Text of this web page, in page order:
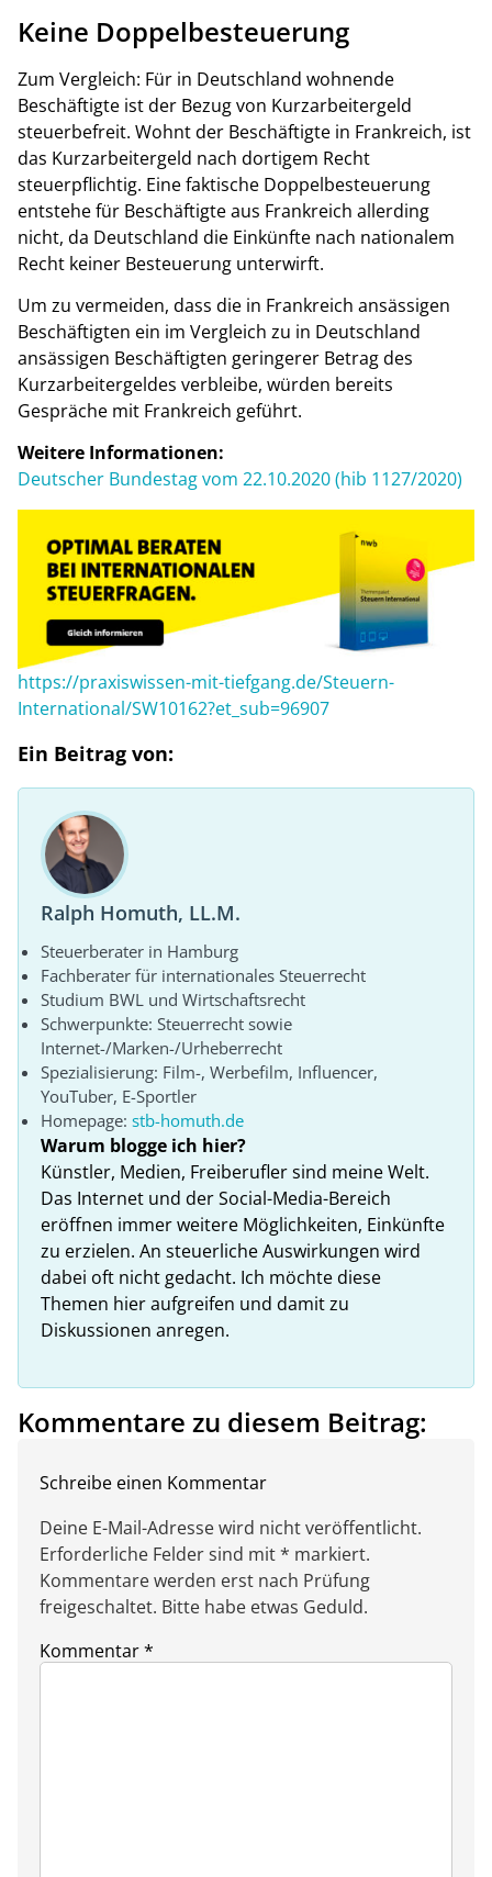
Keine Doppelbesteuerung
Zum Vergleich: Für in Deutschland wohnende
Beschäftigte ist der Bezug von Kurzarbeitergeld
steuerbefreit. Wohnt der Beschäftigte in Frankreich, ist
das Kurzarbeitergeld nach dortigem Recht
steuerpflichtig. Eine faktische Doppelbesteuerung
entstehe für Beschäftigte aus Frankreich allerding
nicht, da Deutschland die Einkünfte nach nationalem
Recht keiner Besteuerung unterwirft.
Um zu vermeiden, dass die in Frankreich ansässigen
Beschäftigten ein im Vergleich zu in Deutschland
ansässigen Beschäftigten geringerer Betrag des
Kurzarbeitergeldes verbleibe, würden bereits
Gespräche mit Frankreich geführt.
Weitere Informationen:
Deutscher Bundestag vom 22.10.2020 (hib 1127/2020)
https://praxiswissen-mit-tiefgang.de/Steuern-
International/SW10162?et_sub=96907
Ein Beitrag von:
Ralph Homuth, LL.M.
Steuerberater in Hamburg
Fachberater für internationales Steuerrecht
Studium BWL und Wirtschaftsrecht
Schwerpunkte: Steuerrecht sowie
Internet-/Marken-/Urheberrecht
Spezialisierung: Film-, Werbefilm, Influencer,
YouTuber, E-Sportler
Homepage: stb-homuth.de
Warum blogge ich hier?
Künstler, Medien, Freiberufler sind meine Welt.
Das Internet und der Social-Media-Bereich
eröffnen immer weitere Möglichkeiten, Einkünfte
zu erzielen. An steuerliche Auswirkungen wird
dabei oft nicht gedacht. Ich möchte diese
Themen hier aufgreifen und damit zu
Diskussionen anregen.
Kommentare zu diesem Beitrag:
Schreibe einen Kommentar
Deine E-Mail-Adresse wird nicht veröffentlicht.
Erforderliche Felder sind mit * markiert.
Kommentare werden erst nach Prüfung
freigeschaltet. Bitte habe etwas Geduld.
Kommentar*